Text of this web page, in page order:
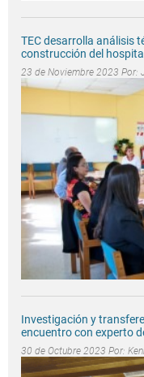
TEC desarrolla análisis
construcción del
23 de Noviembre 2023 Por:
Investigación y
encuentro con experto
30 de Octubre 2023 Por: